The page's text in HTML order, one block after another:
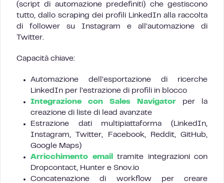
(script di automazione predefiniti) che gestiscono
tutto, dallo scraping dei profili LinkedIn alla raccolta
di follower su Instagram e all’automazione di
Twitter.
Capacità chiave:
Automazione dell’esportazione di ricerche
LinkedIn per l’estrazione di profili in blocco
Integrazione con Sales Navigator per la
creazione di liste di lead avanzate
Estrazione dati multipiattaforma (LinkedIn,
Instagram, Twitter, Facebook, Reddit, GitHub,
Google Maps)
Arricchimento email
tramite integrazioni con
Dropcontact, Hunter e Snov.io
Concatenazione di workflow per creare